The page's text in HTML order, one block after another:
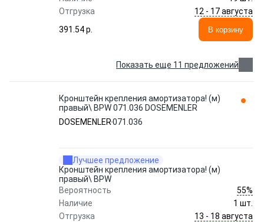
Отгрузка
12 - 17 августа
391.54 p.
В корзину
Показать еще 11 предложений
Кронштейн крепления амортизатора! (м)
правый\ BPW 071.036 DOSEMENLER
DOSEMENLER071.036
Лучшее предложение
Кронштейн крепления амортизатора! (м)
правый\ BPW
Вероятность
55%
Наличие
1 шт.
Отгрузка
13 - 18 августа